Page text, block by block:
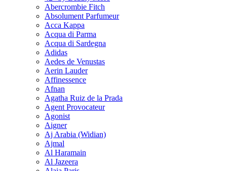
Abercrombie Fitch
Absolument Parfumeur
Acca Kappa
Acqua di Parma
Acqua di Sardegna
Adidas
Aedes de Venustas
Aerin Lauder
Affinessence
Afnan
Agatha Ruiz de la Prada
Agent Provocateur
Agonist
Aigner
Aj Arabia (Widian)
Ajmal
Al Haramain
Al Jazeera